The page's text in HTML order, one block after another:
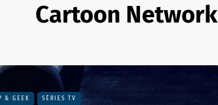
Cartoon Network
& GEEK SÉRIES TV